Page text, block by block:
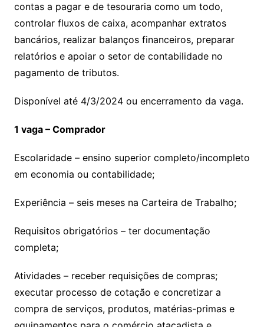
contas a pagar e de tesouraria como um todo,
controlar fluxos de caixa, acompanhar extratos
bancários, realizar balanços financeiros, preparar
relatórios e apoiar o setor de contabilidade no
pagamento de tributos.
Disponível até 4/3/2024 ou encerramento da vaga.
1 vaga – Comprador
Escolaridade – ensino superior completo/incompleto
em economia ou contabilidade;
Experiência – seis meses na Carteira de Trabalho;
Requisitos obrigatórios – ter documentação
completa;
Atividades – receber requisições de compras;
executar processo de cotação e concretizar a
compra de serviços, produtos, matérias-primas e